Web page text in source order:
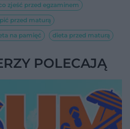
zjeść przed egzaminem
przed maturą
na pamięć dieta przed maturą
POLECAJĄ